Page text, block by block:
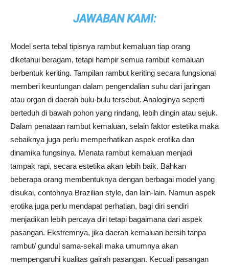
JAWABAN KAMI:
Model serta tebal tipisnya rambut kemaluan tiap orang
diketahui beragam, tetapi hampir semua rambut kemaluan
berbentuk keriting. Tampilan rambut keriting secara fungsional
memberi keuntungan dalam pengendalian suhu dari jaringan
atau organ di daerah bulu-bulu tersebut. Analoginya seperti
berteduh di bawah pohon yang rindang, lebih dingin atau sejuk.
Dalam penataan rambut kemaluan, selain faktor estetika maka
sebaiknya juga perlu memperhatikan aspek erotika dan
dinamika fungsinya. Menata rambut kemaluan menjadi
tampak rapi, secara estetika akan lebih baik. Bahkan
beberapa orang membentuknya dengan berbagai model yang
disukai, contohnya Brazilian style, dan lain-lain. Namun aspek
erotika juga perlu mendapat perhatian, bagi diri sendiri
menjadikan lebih percaya diri tetapi bagaimana dari aspek
pasangan. Ekstremnya, jika daerah kemaluan bersih tanpa
rambut/ gundul sama-sekali maka umumnya akan
mempengaruhi kualitas gairah pasangan. Kecuali pasangan